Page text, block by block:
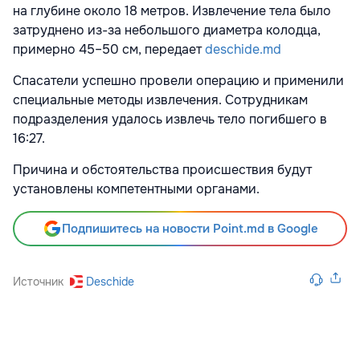
на глубине около 18 метров. Извлечение тела было
затруднено из-за небольшого диаметра колодца,
примерно 45–50 см, передаетdeschide.md
Спасатели успешно провели операцию и применили
специальные методы извлечения. Сотрудникам
подразделения удалось извлечь тело погибшего в
16:27.
Причина и обстоятельства происшествия будут
установлены компетентными органами.
Подпишитесь на новости Point.md в Google
Источник Deschide